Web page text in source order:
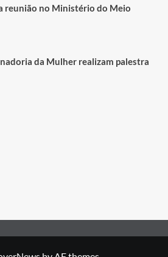
reunião no Ministério do Meio
da Mulher realizam palestra